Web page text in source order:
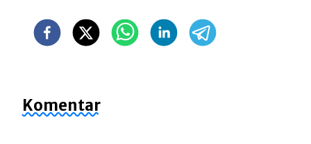
Komentar